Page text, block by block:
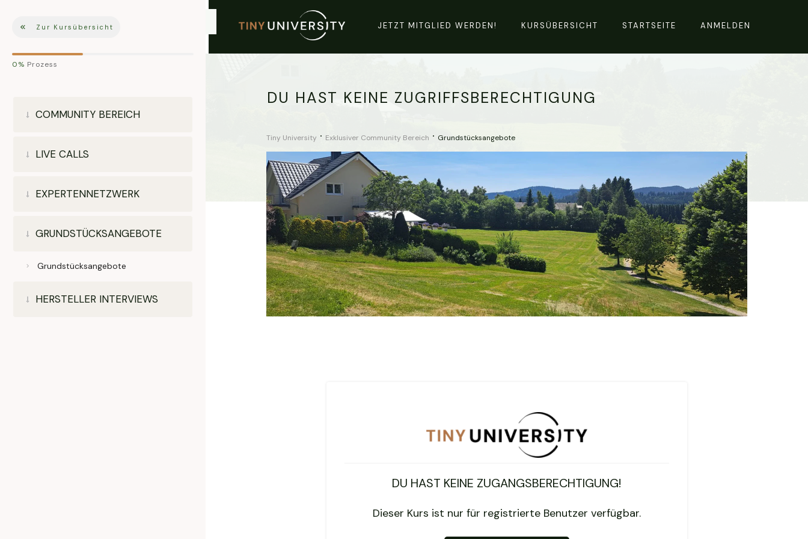
JETZT MITGLIED WERDEN! KURSÜBERSICHT STARTSEITE ANMELDEN
DU HAST KEINE ZUGRIFFSBERECHTIGUNG
Tiny University Exklusiver Community Bereich Grundstücksangebote
DU HAST KEINE ZUGANGSBERECHTIGUNG!
Dieser Kurs ist nur für registrierte Benutzer verfügbar.
Zur Kursübersicht
0% Prozess
COMMUNITY BEREICH
LIVE CALLS
EXPERTENNETZWERK
GRUNDSTÜCKSANGEBOTE
Grundstücksangebote
HERSTELLER INTERVIEWS